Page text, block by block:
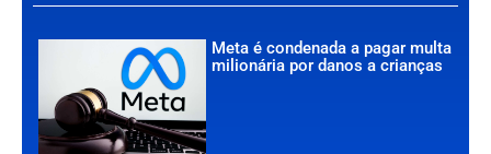
Meta é condenada a pagar multa
milionária por danos a crianças